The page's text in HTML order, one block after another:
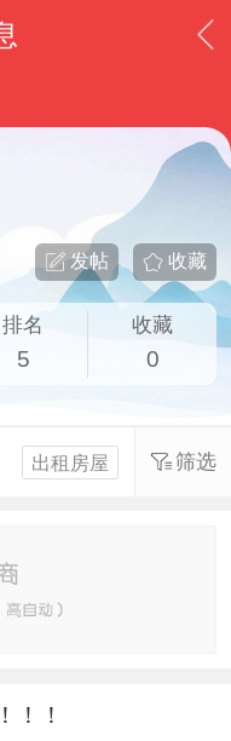
收藏
发帖
排名
5
收藏
0
出租房屋 求租房屋
筛选
！！